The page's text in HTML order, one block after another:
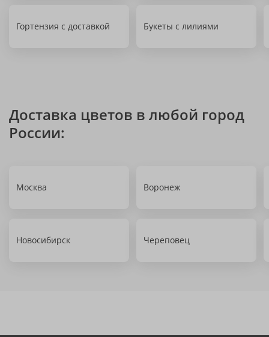
Гортензия с доставкой Букеты с лилиями
Доставка цветов в любой город
России:
Москва Воронеж
Новосибирск Череповец